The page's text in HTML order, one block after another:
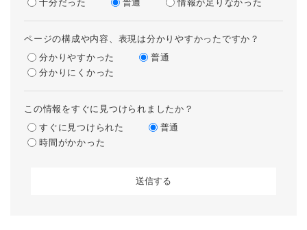
十分だった 普通 情報が足りなかった
ページの構成や内容、表現は分かりやすかったですか？
分かりやすかった
普通
分かりにくかった
この情報をすぐに見つけられましたか？
すぐに見つけられた
普通
時間がかかった